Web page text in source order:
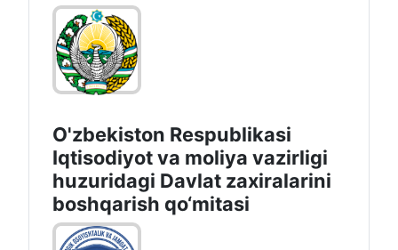
O'zbekiston Respublikasi
Iqtisodiyot va moliya vazirligi
huzuridаgi Dаvlаt zаxirаlаrini
boshqаrish qo‘mitаsi